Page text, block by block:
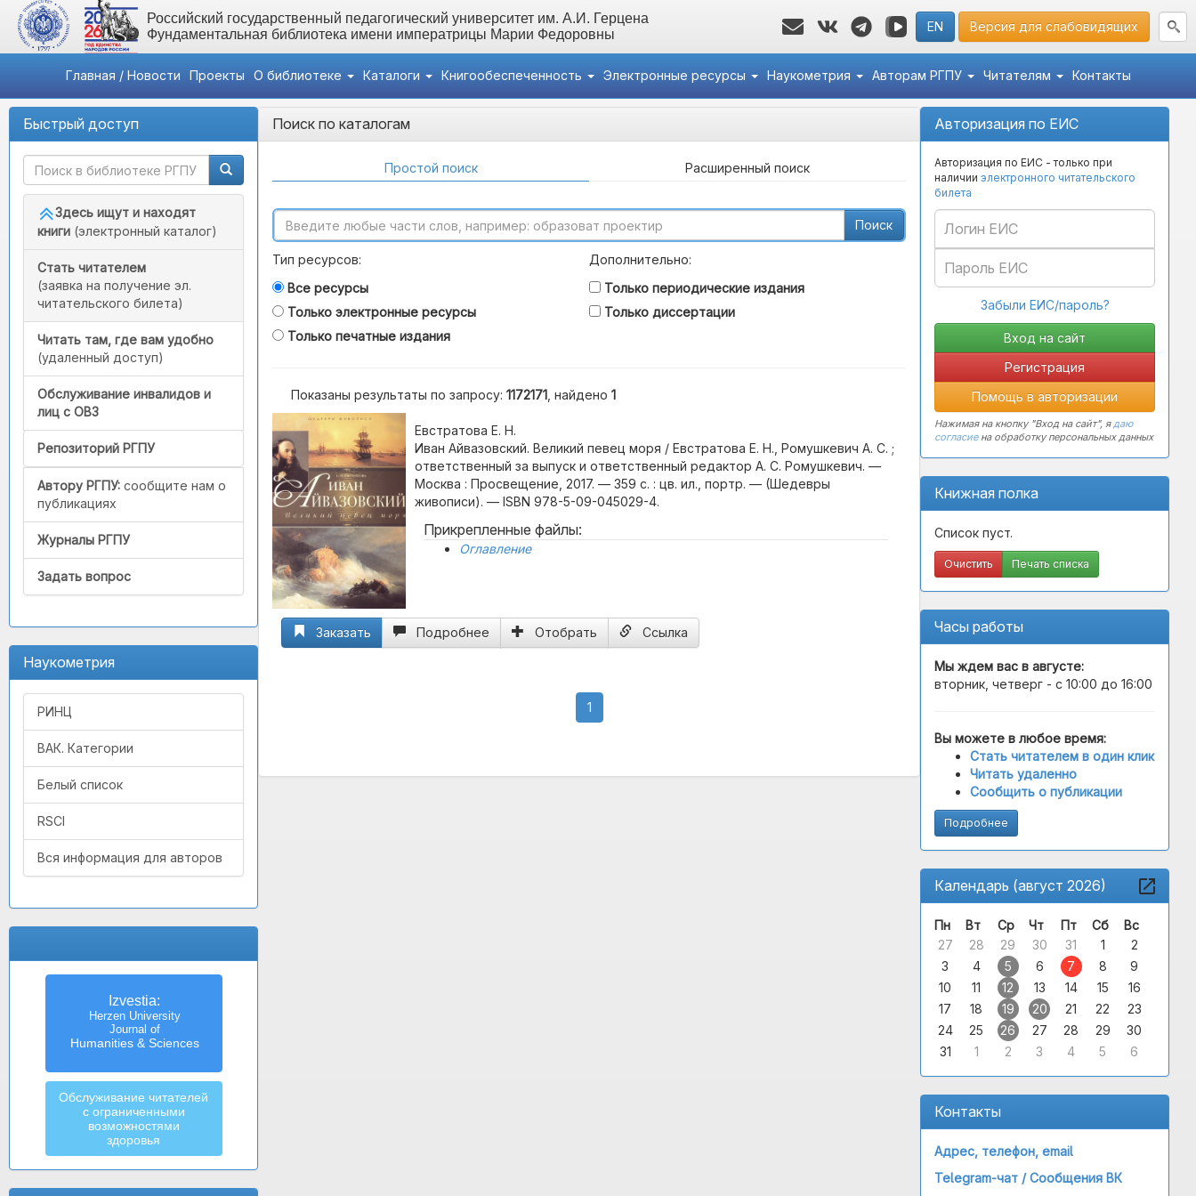
Российский государственный педагогический университет им. А.И. Герцена
Фундаментальная библиотека имени императрицы Марии Федоровны
EN Версия для слабовидящих
Главная / Новости Проекты О библиотеке Каталоги Книгообеспеченность Электронные ресурсы Наукометрия Авторам РГПУ Читателям Контакты
Быстрый доступ
Здесь ищут и находят
книги (электронный каталог)
Стать читателем
(заявка на получение эл.
читательского билета)
Читать там, где вам удобно
(удаленный доступ)
Обслуживание инвалидов и
лиц с ОВЗ
Репозиторий РГПУ
Автору РГПУ: сообщите нам о
публикациях
Журналы РГПУ
Задать вопрос
Наукометрия
РИНЦ
ВАК. Категории
Белый список
RSCI
Вся информация для авторов
Izvestia:
Herzen University
Journal of
Humanities & Sciences
Обслуживание читателей
с ограниченными
возможностями
здоровья
Авторизация по ЕИС
Авторизация по ЕИС - только при
наличии электронного читательского
билета
Забыли ЕИС/пароль?
Регистрация
Помощь в авторизации
Нажимая на кнопку "Вход на сайт", ядаю
согласиена обработку персональных данных
Книжная полка
Список пуст.
Очистить Печать списка
Часы работы
Мы ждем вас в августе:
вторник, четверг - с 10:00 до 16:00
Вы можете в любое время:
Стать читателем в один клик
Читать удаленно
Сообщить о публикации
Подробнее
Календарь (август 2026)
Пн Вт Ср Чт Пт Сб
Вс
27
28 29 30 31 1
2
3
4 5 6 7 8
9
10
11 12 13 14 15
16
17
18 19 20 21 22
23
24
25 26 27 28 29
30
31
1 2 3 4 5 6
Контакты
Адрес, телефон, email
Telegram-чат /Сообщения ВК
Поиск по каталогам
Простой поиск Расширенный поиск
Поиск
Тип ресурсов:
Все ресурсы
Только электронные ресурсы
Только печатные издания
Дополнительно:
Только периодические издания
Только диссертации
Показаны результаты по запросу: 1172171 , найдено 1
Евстратова Е. Н.
Иван Айвазовский. Великий певец моря / Евстратова Е. Н., Ромушкевич А. С. ;
ответственный за выпуск и ответственный редактор А. С. Ромушкевич. —
Москва : Просвещение, 2017. — 359 с. : цв. ил., портр. — (Шедевры
живописи). — ISBN 978-5-09-045029-4.
Прикрепленные файлы:
Оглавление
Заказать Подробнее Отобрать Ссылка
1(current)